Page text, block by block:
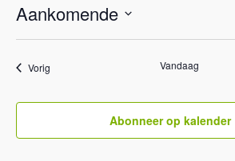
Aankomende
Selecteer
VorigEvenementen Vandaag
Abonneer op kalender